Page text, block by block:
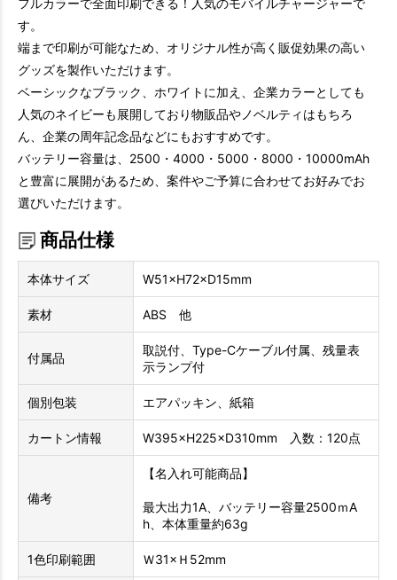
フルカラーで全面印刷できる！人気のモバイルチャージャーで
す。
端まで印刷が可能なため、オリジナル性が高く販促効果の高い
グッズを製作いただけます。
ベーシックなブラック、ホワイトに加え、企業カラーとしても
人気のネイビーも展開しており物販品やノベルティはもちろ
ん、企業の周年記念品などにもおすすめです。
バッテリー容量は、2500・4000・5000・8000・10000mAh
と豊富に展開があるため、案件やご予算に合わせてお好みでお
選びいただけます。
商品仕様
本体サイズ W51×H72×D15mm
素材 ABS 他
付属品
取説付、Type-Cケーブル付属、残量表
示ランプ付
個別包装 エアパッキン、紙箱
カートン情報 W395×H225×D310mm 入数：120点
備考
【名入れ可能商品】
最大出力1A、バッテリー容量2500ｍA
h、本体重量約63g
1色印刷範囲 Ｗ31×Ｈ52mm